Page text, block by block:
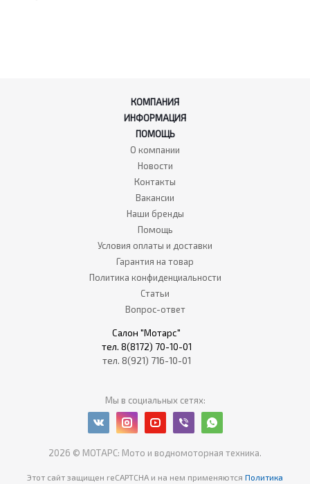
КОМПАНИЯ
ИНФОРМАЦИЯ
ПОМОЩЬ
О компании
Новости
Контакты
Вакансии
Наши бренды
Помощь
Условия оплаты и доставки
Гарантия на товар
Политика конфиденциальности
Статьи
Вопрос-ответ
Салон "Мотарс"
тел. 8(8172) 70-10-01
тел. 8(921) 716-10-01
Мы в социальных сетях:
2026 © МОТАРС: Мото и водномоторная техника.
Этот сайт защищен reCAPTCHA и на нем применяются Политика